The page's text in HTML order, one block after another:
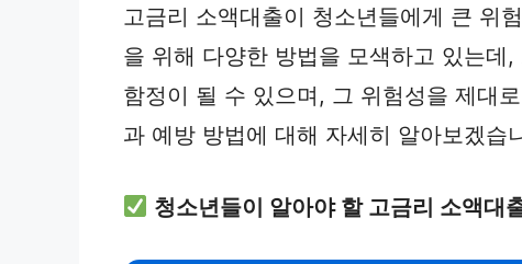
고금리 소액대출이 청소년들에게 큰 위
을 위해 다양한 방법을 모색하고 있는
함정이 될 수 있으며, 그 위험성을 제대
과 예방 방법에 대해 자세히 알아보겠습
청소년들이 알아야 할 고금리 소액대